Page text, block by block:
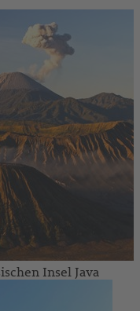
Insel Java